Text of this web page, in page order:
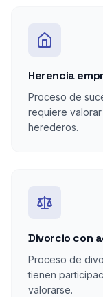
Herencia
Proceso de
requiere
herederos.
Divorcio con
Proceso de
tienen
valorarse.